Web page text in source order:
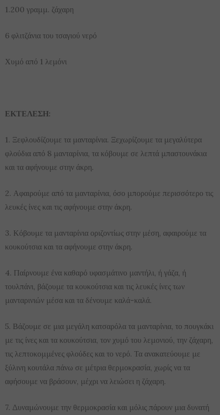
1.200 γραμμ. ζάχαρη
6 φλιτζάνια του τσαγιού νερό
Χυμό από 1 λεμόνι
ΕΚΤΕΛΕΣΗ:
1. Ξεφλουδίζουμε τα μανταρίνια. Ξεχωρίζουμε τα μεγαλύτερα
φλούδια από 8 μανταρίνια, τα κόβουμε σε λεπτά μπαστουνάκια
και τα αφήνουμε στην άκρη.
2. Αφαιρούμε από τα μανταρίνια, όσο μπορούμε περισσότερο τις
λευκές ίνες και τις αφήνουμε στην άκρη.
3. Κόβουμε τα μανταρίνια οριζοντίως στην μέση, αφαιρούμε τα
κουκούτσια και τα αφήνουμε στην άκρη.
4. Παίρνουμε ένα καθαρό υφασμάτινο μαντήλι, ή γάζα, ή
τουλπάνι, βάζουμε τα κουκούτσια και τις λευκές ίνες των
μανταρινιών μέσα και τα δένουμε καλά-καλά.
5. Βάζουμε σε μια μεγάλη κατσαρόλα τα μανταρίνια, το πουγκάκι
με τις ίνες και τα κουκούτσια, τον χυμό του λεμονιού, την ζάχαρη,
τις λεπτοκομμένες φλούδες και το νερό. Τα ανακατεύουμε με
ξύλινη κουτάλα πάνω σε μέτρια θερμοκρασία, χωρίς να τα
αφήσουμε να βράσουν, μέχρι να λειώσει η ζάχαρη.
7. Δυναμώνουμε την θερμοκρασία και μόλις πάρουν μια δυνατή